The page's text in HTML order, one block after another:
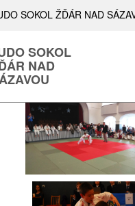
SOKOL ŽĎÁR NAD
SOKOL
NAD